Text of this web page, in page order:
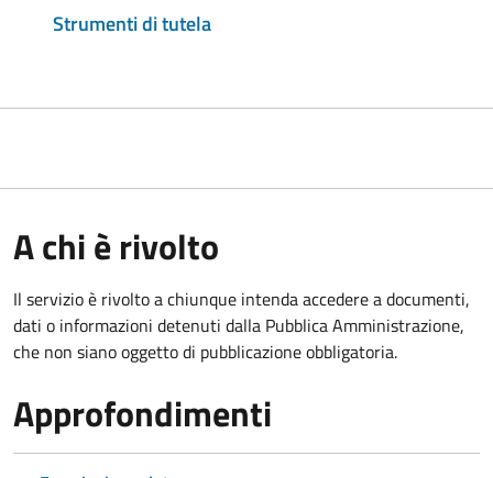
Strumenti di tutela
A chi è rivolto
Il servizio è rivolto a chiunque intenda accedere a documenti,
dati o informazioni detenuti dalla Pubblica Amministrazione,
che non siano oggetto di pubblicazione obbligatoria.
Approfondimenti